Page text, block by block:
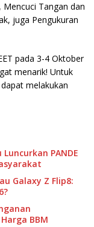
Tangan dan
juga Pengukuran
pada 3-4 Oktober
menarik! Untuk
melakukan
PANDE
Galaxy Z Flip8:
BBM